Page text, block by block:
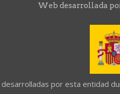
Web desarrollada
por esta entidad